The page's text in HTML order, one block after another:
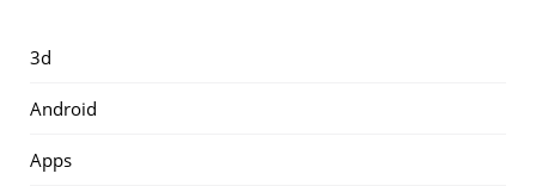
3d
Android
Apps